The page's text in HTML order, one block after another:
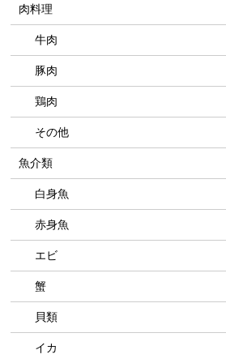
肉料理
牛肉
豚肉
鶏肉
その他
魚介類
白身魚
赤身魚
エビ
蟹
貝類
イカ